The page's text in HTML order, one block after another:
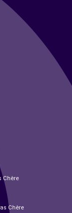
Chère
Chère